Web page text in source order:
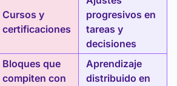
Cursos y
certificaciones
progresivos en
tareas y
decisiones
Bloques que
compiten con
Aprendizaje
distribuido en